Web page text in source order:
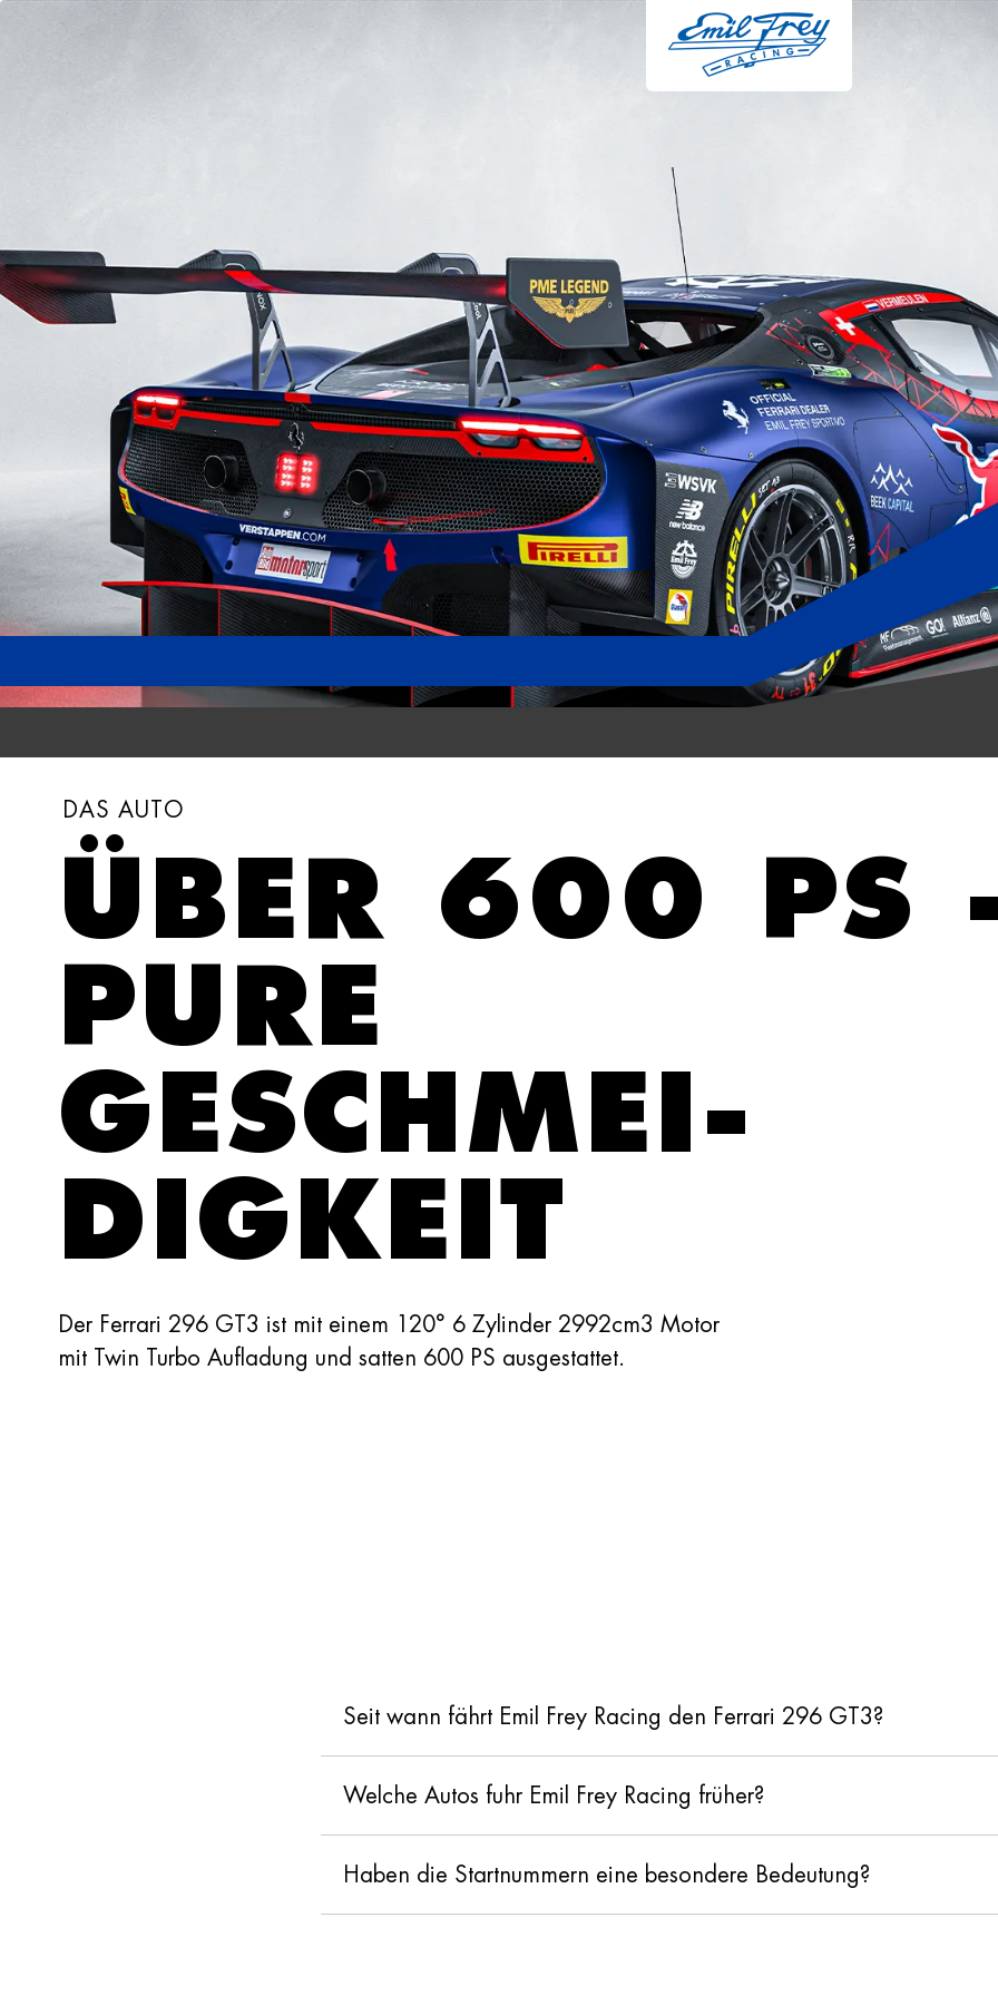
DAS AUTO
ÜBER 600 PS
PURE
GESCHMEI­
DIGKEIT
Der Ferrari 296 GT3 ist mit einem 120° 6 Zylinder 2992cm3 Motor
mit Twin Turbo Aufladung und satten 600 PS ausgestattet.
Seit wann fährt Emil Frey Racing den Ferrari 296 GT3?
Welche Autos fuhr Emil Frey Racing früher?
Haben die Startnummern eine besondere Bedeutung?